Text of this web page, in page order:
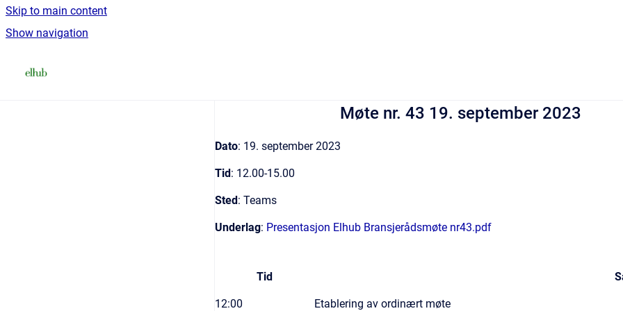
Skip to main content
Show navigation
Møte nr. 43 19. september 2023
Dato: 19. september 2023
Tid: 12.00-15.00
Sted: Teams
Underlag: Presentasjon Elhub Bransjerådsmøte nr43.pdf
Tid
12:00 Etablering av ordinært møte